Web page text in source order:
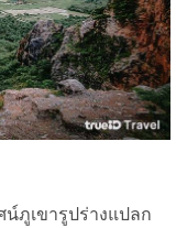
ภูเขารูปร่างแปลก